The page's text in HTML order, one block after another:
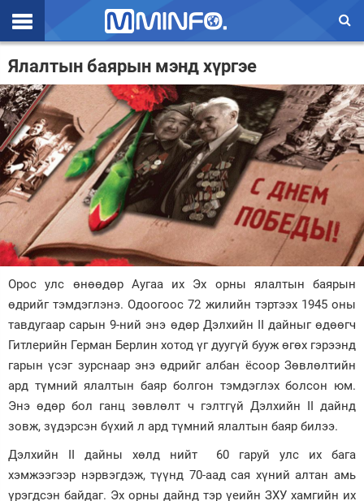
Эхлэл
Цаг агаар
Валют ханш
Улс төр
Эдийн засаг
Үзэл бодол
Спорт
Нийгэм
Дэлхий
Зурхай
Ялалтын баярын мэнд хүргэе
Орос улс өнөөдөр Аугаа их Эх орны ялалтын баярын
өдрийг тэмдэглэнэ. Одоогоос 72 жилийн тэртээх 1945 оны
тавдугаар сарын 9-ний энэ өдөр Дэлхийн II дайныг өдөөгч
Гитлерийн Герман Берлин хотод үг дуугүй бууж өгөх гэрээнд
гарын үсэг зурснаар энэ өдрийг албан ёсоор Зөвлөлтийн
ард түмний ялалтын баяр болгон тэмдэглэх болсон юм.
Энэ өдөр бол ганц зөвлөлт ч гэлтгүй Дэлхийн II дайнд
зовж, зүдэрсэн бүхий л ард түмний ялалтын баяр билээ.
Дэлхийн II дайны хөлд нийт 60 гаруй улс их бага
хэмжээгээр нэрвэгдэж, түүнд 70-аад сая хүний алтан амь
үрэгдсэн байдаг. Эх орны дайнд тэр үеийн ЗХУ хамгийн их